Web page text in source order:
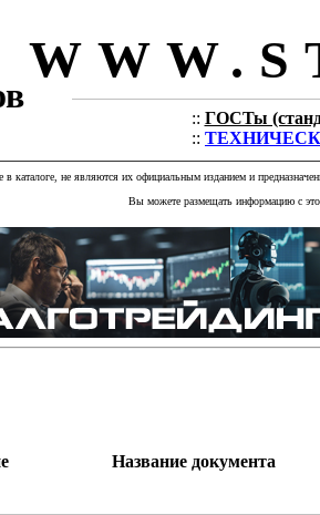
:: ГОСТы
::
каталоге, не являются их официальным изданием и
Вы можете размещать информацию с
Название документа